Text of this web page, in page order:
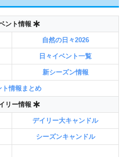
ント情報
自然の日々2026
日々イベント一覧
新シーズン情報
ト情報まとめ
リー情報
デイリー大キャンドル
シーズンキャンドル